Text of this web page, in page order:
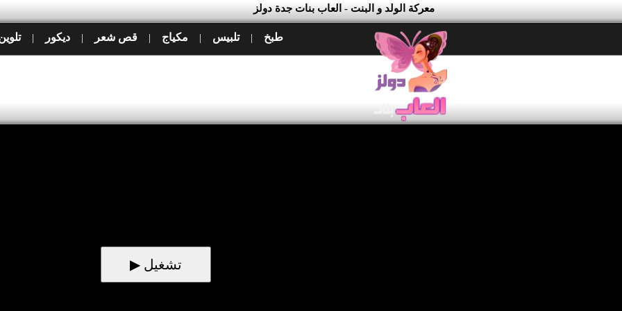
معركة الولد و البنت - العاب بنات جدة دولز
طبخ | تلبيس | مكياج | قص شعر | ديكور |
▶ تشغيل